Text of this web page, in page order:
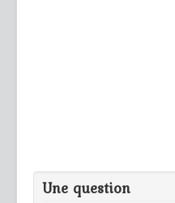
Une question